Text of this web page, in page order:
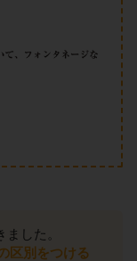
した。
区別をつける